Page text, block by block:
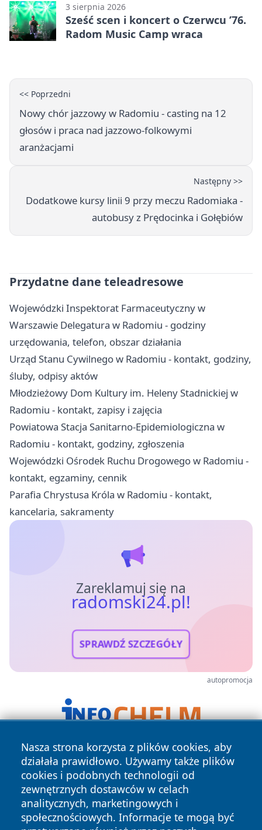
3 sierpnia 2026
Sześć scen i koncert o Czerwcu ’76.
Radom Music Camp wraca
<< Poprzedni
Nowy chór jazzowy w Radomiu - casting na 12
głosów i praca nad jazzowo-folkowymi
aranżacjami
Następny >>
Dodatkowe kursy linii 9 przy meczu Radomiaka -
autobusy z Prędocinka i Gołębiów
Przydatne dane teleadresowe
Wojewódzki Inspektorat Farmaceutyczny w
Warszawie Delegatura w Radomiu - godziny
urzędowania, telefon, obszar działania
Urząd Stanu Cywilnego w Radomiu - kontakt, godziny,
śluby, odpisy aktów
Młodzieżowy Dom Kultury im. Heleny Stadnickiej w
Radomiu - kontakt, zapisy i zajęcia
Powiatowa Stacja Sanitarno-Epidemiologiczna w
Radomiu - kontakt, godziny, zgłoszenia
Wojewódzki Ośrodek Ruchu Drogowego w Radomiu -
kontakt, egzaminy, cennik
Parafia Chrystusa Króla w Radomiu - kontakt,
kancelaria, sakramenty
Zareklamuj się na
radomski24.pl!
SPRAWDŹ SZCZEGÓŁY
autopromocja
Nasza strona korzysta z plików cookies, aby
działała prawidłowo. Używamy także plików
cookies i podobnych technologii od
zewnętrznych dostawców w celach
analitycznych, marketingowych i
społecznościowych. Informacje te mogą być
Copyright © 2026 radomski24.pl Wszystkie prawa